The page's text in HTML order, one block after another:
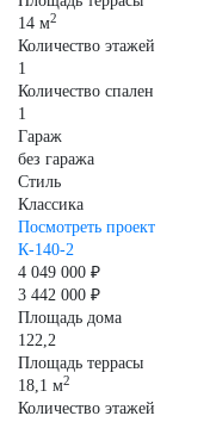
14 м2
Количество этажей
1
Количество спален
1
Гараж
без гаража
Стиль
Классика
Посмотреть проект
К-140-2
4 049 000 ₽
3 442 000 ₽
Площадь дома
122,2
Площадь террасы
18,1 м2
Количество этажей